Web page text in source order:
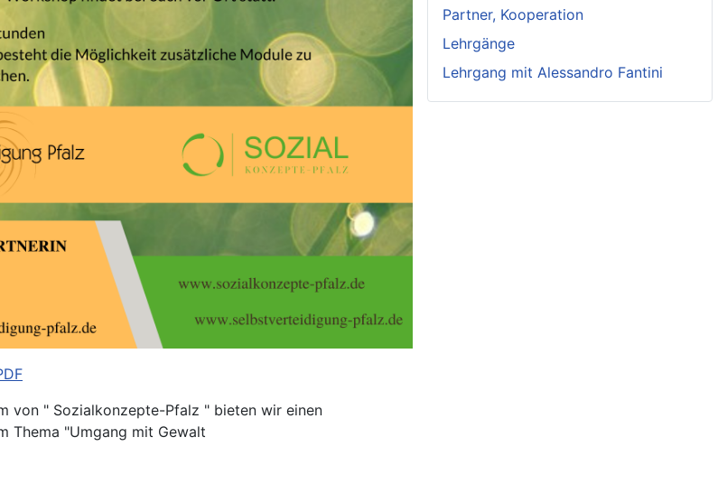
von " Sozialkonzepte-Pfalz " bieten wir einen
Thema "Umgang mit Gewalt
Partner, Kooperation
Lehrgänge
Lehrgang mit Alessandro Fantini